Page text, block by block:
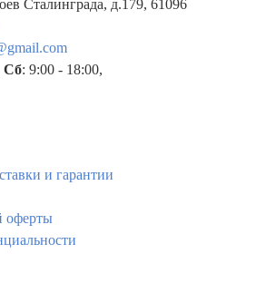
Сталинграда, д.179, 61096
Сб: 9:00 - 18:00,
и гарантии
оферты